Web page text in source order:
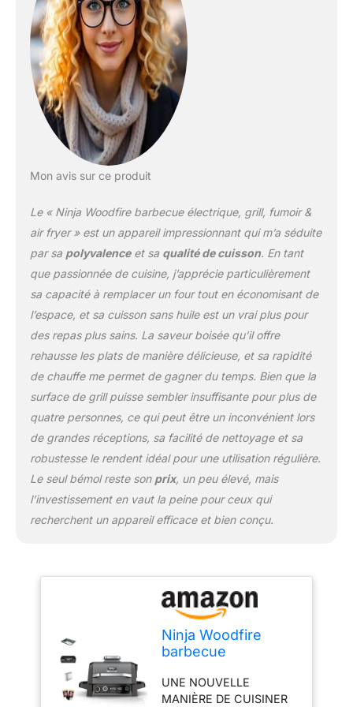
granulés de vrai bois
pour de vraies saveurs
de feu de bois avec 2
modes de fumage:
fumage lent et long pour
des résultats tendres ou
rapide pour des arômes
de fumée RÉSISTANT
indice IPX4 pour mettre
pour les jardins, patios,
balcons, le camping etc
NOURRIR UNE FOULE:
vous pouvez placer 8
carrés de côtes ou une
épaule de porc de 2 kg
sur la grille DANS LA
BOÎTE: le barbecue
électrique Ninja Woodfire
(prise UE), sac starter de
granulés (mélange tout
usage et mélange
robuste), une pelle à
granulés, un panier
crousti, un livre de
recettes. Couleur:
gris/noir DIMENSIONS:
Mon avis sur ce produit
Le « Ninja Woodfire barbecue électrique, grill, fumoir &
air fryer » est un appareil impressionnant qui m’a séduite
par sa polyvalenceet sa qualité de cuisson. En tant
que passionnée de cuisine, j’apprécie particulièrement
sa capacité à remplacer un four tout en économisant de
l’espace, et sa cuisson sans huile est un vrai plus pour
des repas plus sains. La saveur boisée qu’il offre
rehausse les plats de manière délicieuse, et sa rapidité
de chauffe me permet de gagner du temps. Bien que la
surface de grill puisse sembler insuffisante pour plus de
quatre personnes, ce qui peut être un inconvénient lors
de grandes réceptions, sa facilité de nettoyage et sa
robustesse le rendent idéal pour une utilisation régulière.
Le seul bémol reste son prix, un peu élevé, mais
l’investissement en vaut la peine pour ceux qui
recherchent un appareil efficace et bien conçu.
Ninja Woodfire
barbecue
fumoir & air fryer,
barbecue extérieur
UNE NOUVELLE
MANIÈRE DE CUISINER